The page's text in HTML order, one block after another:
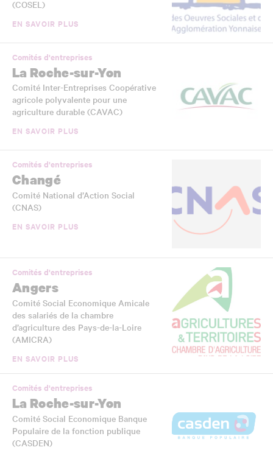
(COSEL)
EN SAVOIR PLUS
Comités d'entreprises
La Roche-sur-Yon
Comité Inter-Entreprises Coopérative
agricole polyvalente pour une
agriculture durable (CAVAC)
EN SAVOIR PLUS
Comités d'entreprises
Changé
Comité National d’Action Social
(CNAS)
EN SAVOIR PLUS
Comités d'entreprises
Angers
Comité Social Economique Amicale
des salariés de la chambre
d’agriculture des Pays-de-la-Loire
(AMICRA)
EN SAVOIR PLUS
Comités d'entreprises
La Roche-sur-Yon
Comité Social Economique Banque
Populaire de la fonction publique
(CASDEN)